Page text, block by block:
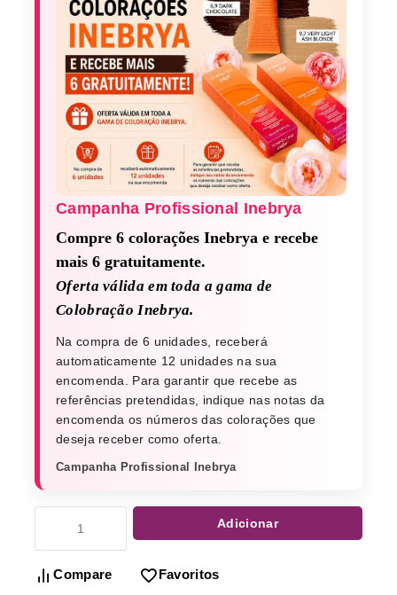
Campanha Profissional Inebrya​
Compre 6 colorações Inebrya e recebe
mais 6 gratuitamente.
Oferta válida em toda a gama de
Colobração Inebrya.
Na compra de 6 unidades, receberá
automaticamente 12 unidades na sua
encomenda. Para garantir que recebe as
referências pretendidas, indique nas notas da
encomenda os números das colorações que
deseja receber como oferta.
Campanha Profissional Inebrya
Adicionar
Compare Favoritos